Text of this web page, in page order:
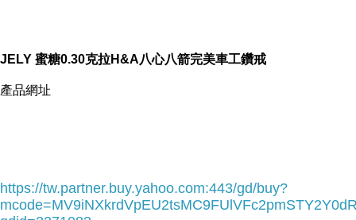
JELY 蜜糖0.30克拉H&A八心八箭完美車工鑽戒
產品網址
https://tw.partner.buy.yahoo.com:443/gd/buy?